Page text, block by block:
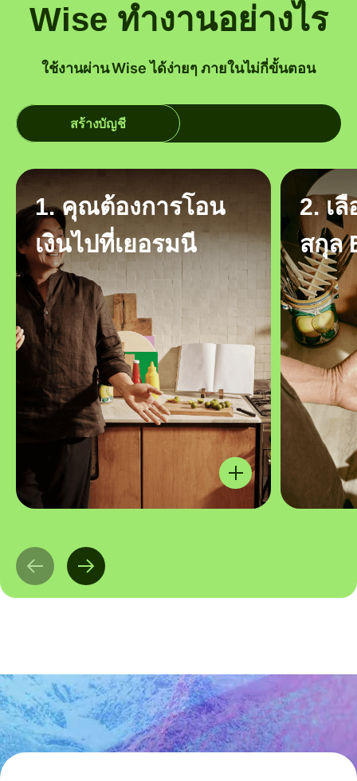
Wise ทำงานอย่างไร
ใช้งานผ่าน Wise ได้ง่ายๆ ภายในไม่กี่ขั้นตอน
สร้างบัญชี
1. คุณต้องการโอน
เงินไปที่เยอรมนี
2. เ
สกุล